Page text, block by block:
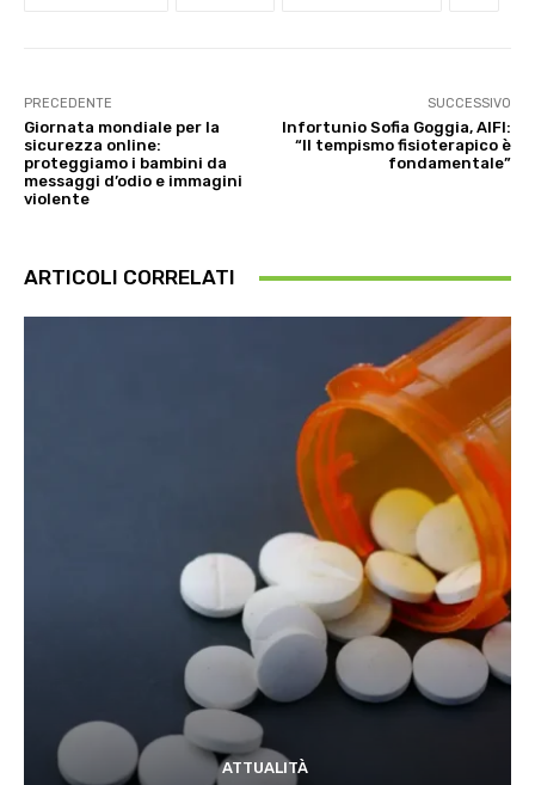
PRECEDENTE
Giornata mondiale per la
sicurezza online:
proteggiamo i bambini da
messaggi d’odio e immagini
violente
SUCCESSIVO
Infortunio Sofia Goggia, AIFI:
“Il tempismo fisioterapico è
fondamentale”
ARTICOLI CORRELATI
ATTUALITÀ